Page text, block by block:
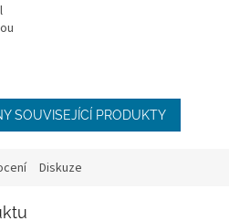
SOUVISEJÍCÍ PRODUKTY
Diskuze